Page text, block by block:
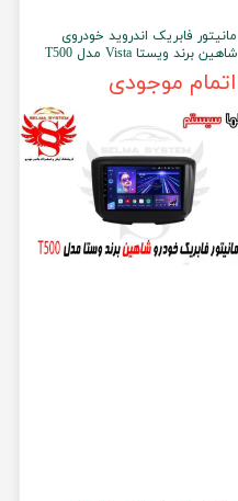
مانیتور فابریک اندروید خودروی
شاهین برند ویستا Vista مدل T500
اتمام موجودی